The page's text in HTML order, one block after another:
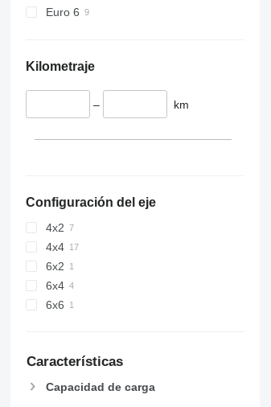
Euro 6
Kilometraje
– km
Configuración del eje
4x2
4x4
6x2
6x4
6x6
Características
Capacidad de carga